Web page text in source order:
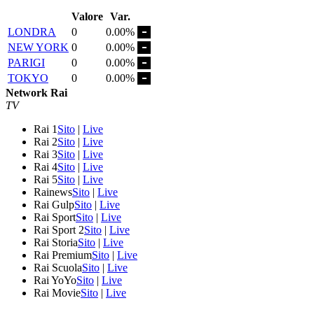
Valore Var.
LONDRA
0
0.00%
NEW YORK 0
0.00%
PARIGI
0
0.00%
TOKYO
0
0.00%
Network Rai
TV
Rai 1 Sito | Live
Rai 2Sito | Live
Rai 3Sito | Live
Rai 4Sito | Live
Rai 5Sito | Live
RainewsSito | Live
Rai GulpSito | Live
Rai SportSito | Live
Rai Sport 2Sito | Live
Rai StoriaSito | Live
Rai PremiumSito | Live
Rai ScuolaSito | Live
Rai YoYoSito | Live
Rai MovieSito | Live